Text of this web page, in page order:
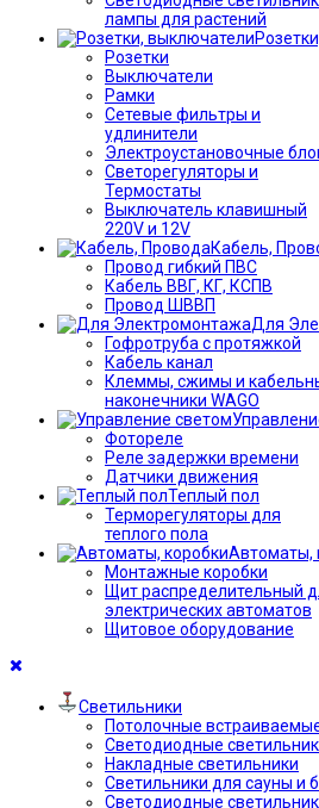
лампы для растений
Розетки
Выключатели
Рамки
Сетевые фильтры и
удлинители
Электроустановочные
Светорегуляторы и
Термостаты
Выключатель клавишный
220V и 12V
Кабель,
Провод гибкий ПВС
Кабель ВВГ, КГ, КСПВ
Провод ШВВП
Для
Гофротруба с протяжкой
Кабель канал
Клеммы, сжимы и
наконечники WAGO
Фотореле
Реле задержки времени
Датчики движения
Теплый пол
Терморегуляторы для
теплого пола
Автоматы,
Монтажные коробки
Щит распределительный
электрических автоматов
Щитовое оборудование
Светильники
Потолочные
Светодиодные
Накладные светильники
Светильники для сауны и
Светодиодные